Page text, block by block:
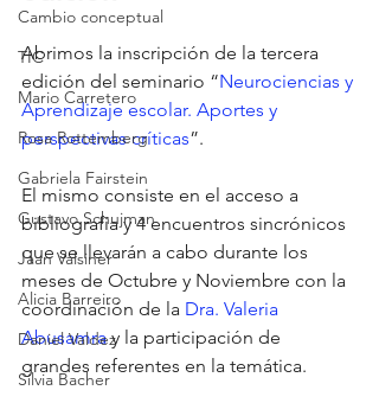
Cambio conceptual
TIC
Mario Carretero
Rosa Rottemberg
Gabriela Fairstein
Gustavo Schujman
Jaan Valsiner
Alicia Barreiro
Daniel Valdez
Silvia Bacher
Abrimos la inscripción de la tercera
edición del seminario “Neurociencias y
Aprendizaje escolar. Aportes y
perspectivas críticas”.
El mismo consiste en el acceso a
bibliografía y 4 encuentros sincrónicos
que se llevarán a cabo durante los
meses de Octubre y Noviembre con la
coordinación de la Dra. Valeria
Abusamra y la participación de
grandes referentes en la temática.